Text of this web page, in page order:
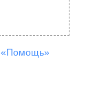
«Помощь»